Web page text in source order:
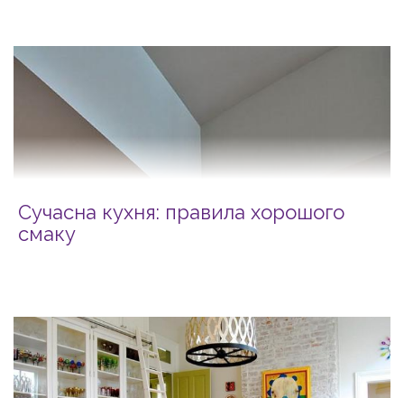
Сучасна кухня: правила хорошого
смаку